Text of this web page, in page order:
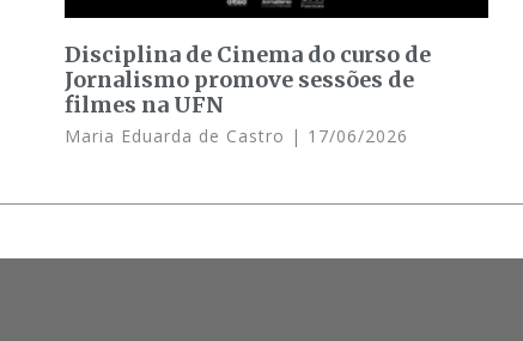
Disciplina de Cinema do curso de
Jornalismo promove sessões de
filmes na UFN
Maria Eduarda de Castro 17/06/2026